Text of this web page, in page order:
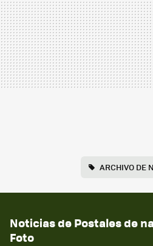
ARCHIVO DE
Noticias de Postales de
Foto